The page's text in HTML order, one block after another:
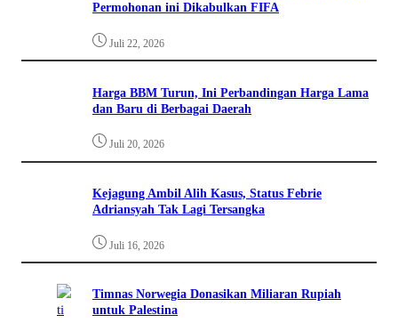
Permohonan ini Dikabulkan FIFA
Juli 22, 2026
Harga BBM Turun, Ini Perbandingan Harga Lama
dan Baru di Berbagai Daerah
Juli 20, 2026
Kejagung Ambil Alih Kasus, Status Febrie
Adriansyah Tak Lagi Tersangka
Juli 16, 2026
Timnas Norwegia Donasikan Miliaran Rupiah
untuk Palestina